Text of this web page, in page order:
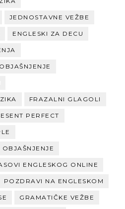
JEDNOSTAVNE VEŽBE
ENGLESKI ZA DECU
FRAZALNI GLAGOLI
PERFECT
OBJAŠNJENJE
ENGLESKOG ONLINE
POZDRAVI NA ENGLESKOM
GRAMATIČKE VEŽBE